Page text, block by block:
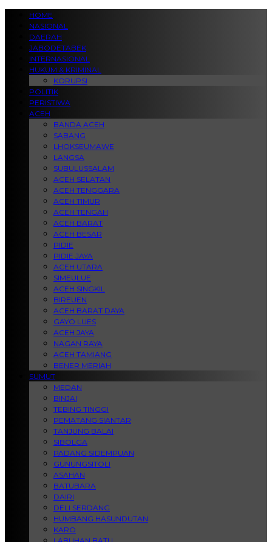
HOME
NASIONAL
DAERAH
JABODETABEK
INTERNASIONAL
HUKUM & KRIMINAL
KORUPSI
POLITIK
PERISTIWA
ACEH
BANDA ACEH
SABANG
LHOKSEUMAWE
LANGSA
SUBULUSSALAM
ACEH SELATAN
ACEH TENGGARA
ACEH TIMUR
ACEH TENGAH
ACEH BARAT
ACEH BESAR
PIDIE
PIDIE JAYA
ACEH UTARA
SIMEULUE
ACEH SINGKIL
BIREUEN
ACEH BARAT DAYA
GAYO LUES
ACEH JAYA
NAGAN RAYA
ACEH TAMIANG
BENER MERIAH
SUMUT
MEDAN
BINJAI
TEBING TINGGI
PEMATANG SIANTAR
TANJUNG BALAI
SIBOLGA
PADANG SIDEMPUAN
GUNUNGSITOLI
ASAHAN
BATUBARA
DAIRI
DELI SERDANG
HUMBANG HASUNDUTAN
KARO